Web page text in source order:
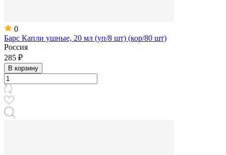
0
Барс Капли ушные, 20 мл (уп/8 шт) (кор/80 шт)
Россия
285 ₽
В корзину